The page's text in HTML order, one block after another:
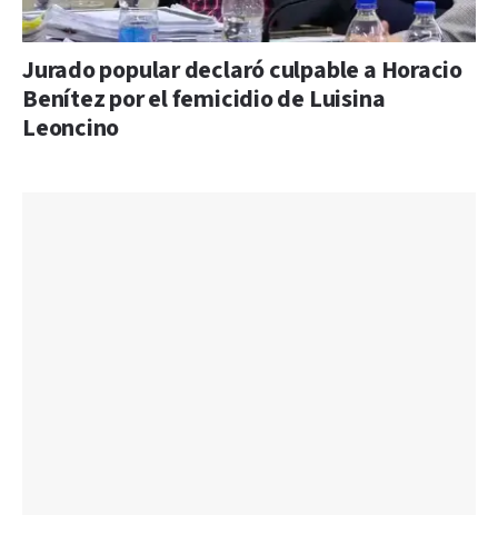
Jurado popular declaró culpable a Horacio
Benítez por el femicidio de Luisina
Leoncino